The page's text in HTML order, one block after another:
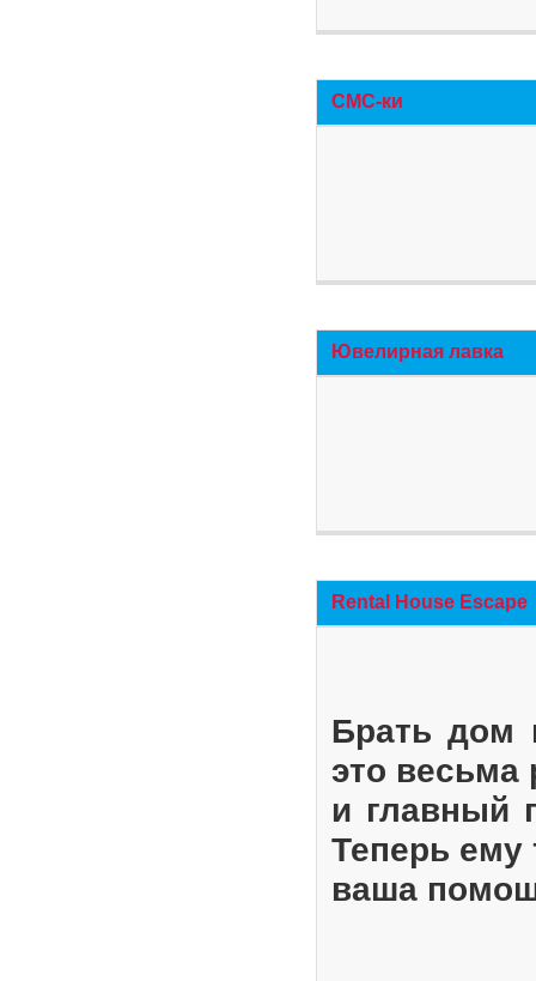
СМС-ки
Ювелирная лавка
Rental House Escape
Брать дом
это весьма
и главный
Теперь ему
ваша